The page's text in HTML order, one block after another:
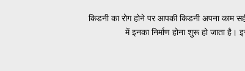
किडनी का रोग होने पर आपकी किडनी अपना काम
में इनका निर्माण होना शुरू हो जाता